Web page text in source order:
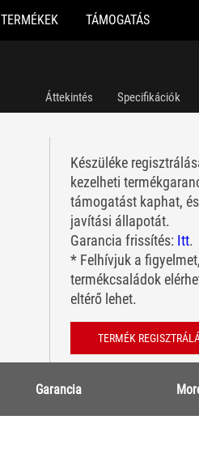
TÁMOGATÁS
Áttekintés Specifikációk
Készüléke
kezelheti
támogatást kaphat,
javítási állapotát.
Garancia frissítés: Itt.
* Felhívjuk a
termékcsaládok
eltérő lehet.
TERMÉK
Garancia